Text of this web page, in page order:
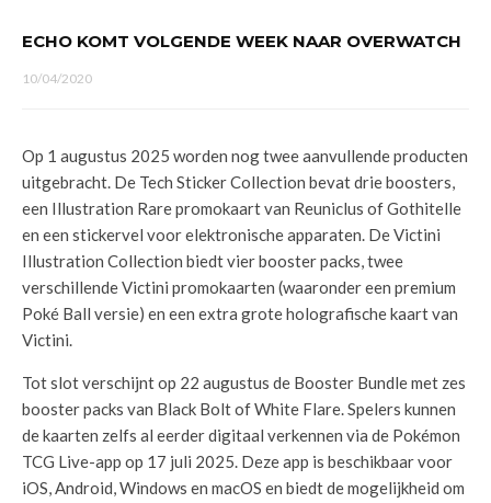
ECHO KOMT VOLGENDE WEEK NAAR OVERWATCH
10/04/2020
Op 1 augustus 2025 worden nog twee aanvullende producten
uitgebracht. De Tech Sticker Collection bevat drie boosters,
een Illustration Rare promokaart van Reuniclus of Gothitelle
en een stickervel voor elektronische apparaten. De Victini
Illustration Collection biedt vier booster packs, twee
verschillende Victini promokaarten (waaronder een premium
Poké Ball versie) en een extra grote holografische kaart van
Victini.
Tot slot verschijnt op 22 augustus de Booster Bundle met zes
booster packs van Black Bolt of White Flare. Spelers kunnen
de kaarten zelfs al eerder digitaal verkennen via de Pokémon
TCG Live-app op 17 juli 2025. Deze app is beschikbaar voor
iOS, Android, Windows en macOS en biedt de mogelijkheid om